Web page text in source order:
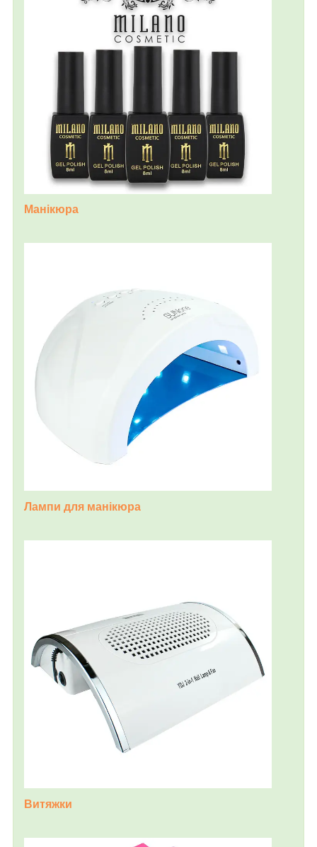
Манікюра
Лампи для манікюра
Витяжки